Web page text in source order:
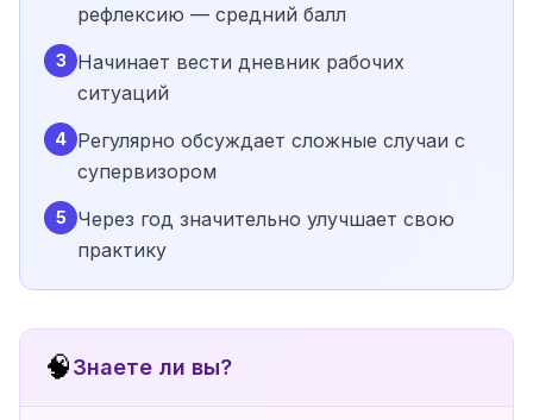
рефлексию — средний балл
3
Начинает вести дневник рабочих
ситуаций
4 Регулярно обсуждает сложные случаи с
супервизором
5
Через год значительно улучшает свою
практику
🧠Знаете ли вы?